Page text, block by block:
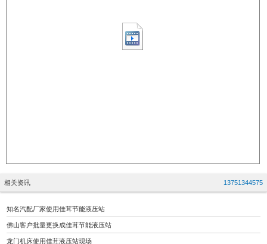
相关资讯 13751344575
知名汽配厂家使用佳茸节能液压站
佛山客户批量更换成佳茸节能液压站
龙门机床使用佳茸液压站现场